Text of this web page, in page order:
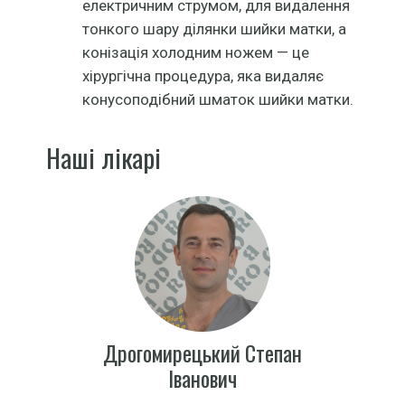
електричним струмом, для видалення
тонкого шару ділянки шийки матки, а
конізація холодним ножем — це
хірургічна процедура, яка видаляє
конусоподібний шматок шийки матки.
Наші лікарі
Дрогомирецький Степан
Іванович